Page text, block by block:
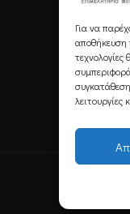
Για να
αποθήκευση
λειτουργίες